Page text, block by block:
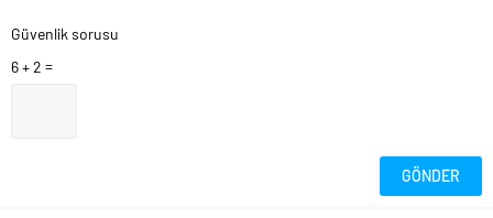
Güvenlik sorusu
6 + 2 =